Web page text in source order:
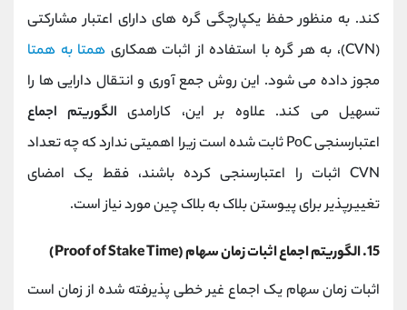
کند. به منظور حفظ یکپارچگی گره های دارای اعتبار مشارکتی
(CVN)، به هر گره با استفاده از اثبات همکاری
همتا به همتا
مجوز داده می شود. این روش جمع آوری و انتقال دارایی ها را
تسهیل می کند. علاوه بر این، کارامدی الگوریتم اجماع
اعتبارسنجی PoC ثابت شده است زیرا اهمیتی ندارد که چه تعداد
CVN اثبات را اعتبارسنجی کرده باشند، فقط یک امضای
تغییرپذیر برای پیوستن بلاک به بلاک چین مورد نیاز است.
15. الگوریتم اجماع اثبات زمان سهام (Proof of Stake Time)
اثبات زمان سهام یک اجماع غیر خطی پذیرفته شده از زمان است